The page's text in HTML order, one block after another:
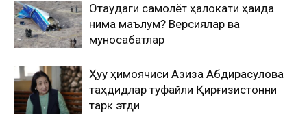
Оқтаудаги самолёт ҳалокати ҳақида
нима маълум? Версиялар ва
муносабатлар
Ҳуқуқ ҳимоячиси Азиза Абдирасулова
таҳдидлар туфайли Қирғизистонни
тарк этди